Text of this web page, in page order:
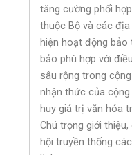
tăng cường phối
thuộc Bộ và các
hiện hoạt động bảo
bảo phù hợp với
sâu rộng trong
nhận thức của
huy giá trị văn hóa
Chú trọng giới
hội truyền thống